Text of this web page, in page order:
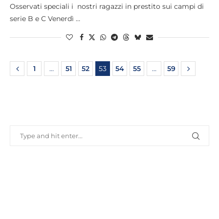
Osservati speciali i nostri ragazzi in prestito sui campi di
serie B e C Venerdì …
1 … 51 52 53 54 55 … 59